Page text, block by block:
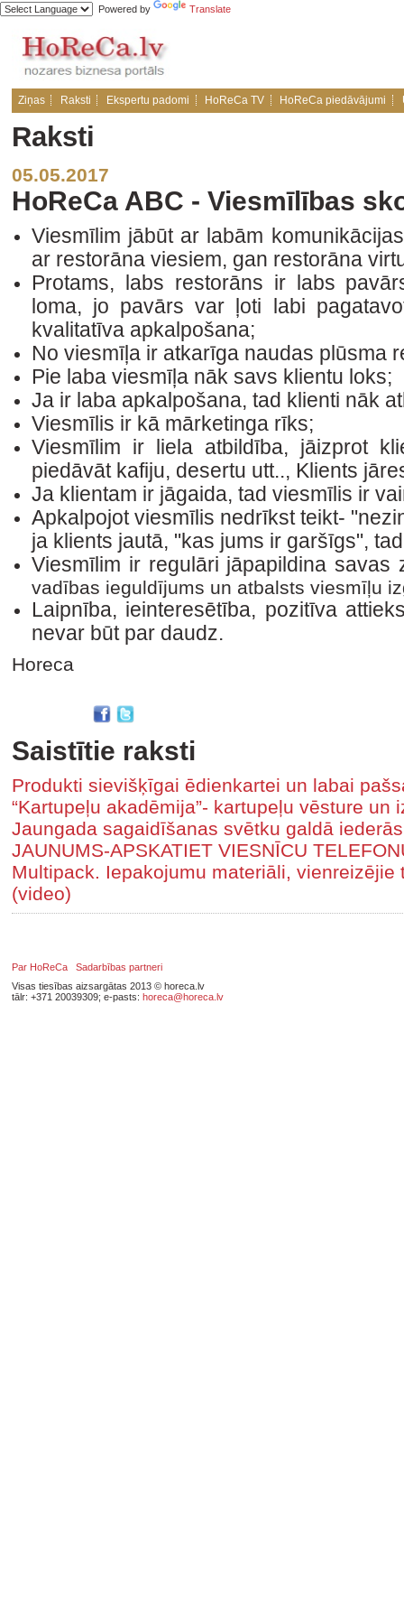
Powered by Translate
Ziņas Raksti Ekspertu padomi HoReCa TV HoReCa piedāvājumi
Raksti
05.05.2017
HoReCa ABC - Viesmīlības
Viesmīlim jābūt ar labām
ar restorāna viesiem, gan restorāna
Protams, labs restorāns ir labs
loma, jo pavārs var ļoti labi
kvalitatīva apkalpošana;
No viesmīļa ir atkarīga naudas plūsma
Pie laba viesmīļa nāk savs klientu loks;
Ja ir laba apkalpošana, tad klienti nāk
Viesmīlis ir kā mārketinga rīks;
Viesmīlim ir liela atbildība, jāizprot
piedāvāt kafiju, desertu utt.., Klients
Ja klientam ir jāgaida, tad viesmīlis ir
Apkalpojot viesmīlis nedrīkst teikt-
ja klients jautā, "kas jums ir garšīgs",
Viesmīlim ir regulāri jāpapildina savas
vadības ieguldījums un atbalsts viesmīļu
Laipnība, ieinteresētība, pozitīva
nevar būt par daudz.
Horeca
Saistītie raksti
Produkti sievišķīgai ēdienkartei un labai
“Kartupeļu akadēmija”- kartupeļu vēsture un
Jaungada sagaidīšanas svētku galdā
JAUNUMS-APSKATIET VIESNĪCU
Multipack. Iepakojumu materiāli,
(video)
Par HoReCa
Sadarbības partneri
Visas tiesības aizsargātas 2013 © horeca.lv
tālr: +371 20039309; e-pasts: horeca@horeca.lv